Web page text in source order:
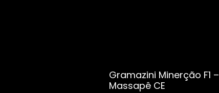
Gramazini Minerção F1 –
Massapê CE